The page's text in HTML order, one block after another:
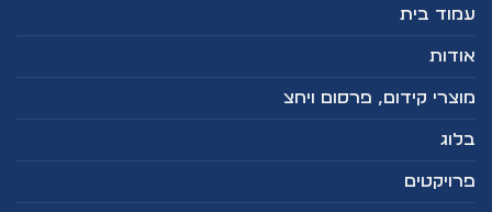
עמוד בית
אודות
מוצרי קידום, פרסום ויחצ
בלוג
פרויקטים